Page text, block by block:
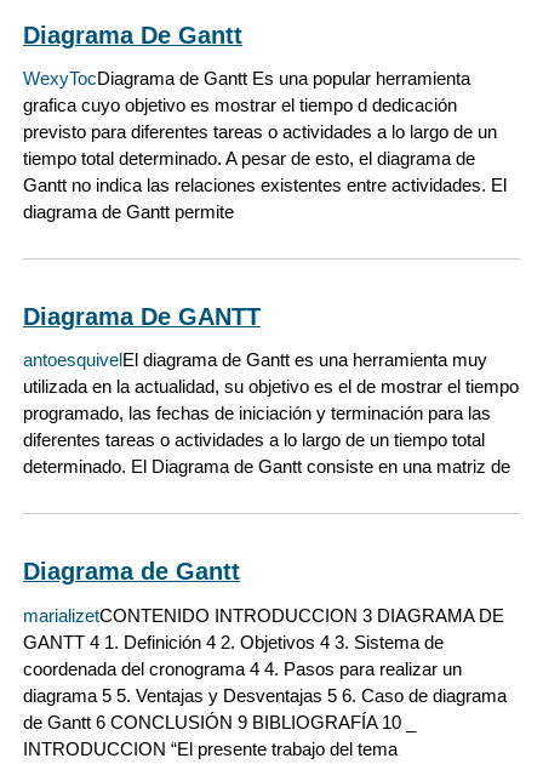
Diagrama De Gantt
WexyTocDiagrama de Gantt Es una popular herramienta
grafica cuyo objetivo es mostrar el tiempo d dedicación
previsto para diferentes tareas o actividades a lo largo de un
tiempo total determinado. A pesar de esto, el diagrama de
Gantt no indica las relaciones existentes entre actividades. El
diagrama de Gantt permite
Diagrama De GANTT
antoesquivelEl diagrama de Gantt es una herramienta muy
utilizada en la actualidad, su objetivo es el de mostrar el tiempo
programado, las fechas de iniciación y terminación para las
diferentes tareas o actividades a lo largo de un tiempo total
determinado. El Diagrama de Gantt consiste en una matriz de
Diagrama de Gantt
marializetCONTENIDO INTRODUCCION 3 DIAGRAMA DE
GANTT 4 1. Definición 4 2. Objetivos 4 3. Sistema de
coordenada del cronograma 4 4. Pasos para realizar un
diagrama 5 5. Ventajas y Desventajas 5 6. Caso de diagrama
de Gantt 6 CONCLUSIÓN 9 BIBLIOGRAFÍA 10 _
INTRODUCCION “El presente trabajo del tema